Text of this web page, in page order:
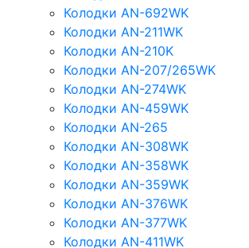
Колодки AN-692WK
Колодки AN-211WK
Колодки AN-210K
Колодки AN-207/265WK
Колодки AN-274WK
Колодки AN-459WK
Колодки AN-265
Колодки AN-308WK
Колодки AN-358WK
Колодки AN-359WK
Колодки AN-376WK
Колодки AN-377WK
Колодки AN-411WK